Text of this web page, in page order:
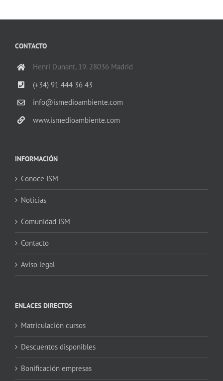
CONTACTO
Henri Dunant, 19. 28036 Madrid
(+34) 91 444 36 43
info@ismedioambiente.com
www.ismedioambiente.com
INFORMACIÓN
Conoce ISM
Noticias
Comunidad ISM
Contacto
Aviso legal
ENLACES DIRECTOS
Matriculación cursos
Descuentos disponibles
Bonificación empresas